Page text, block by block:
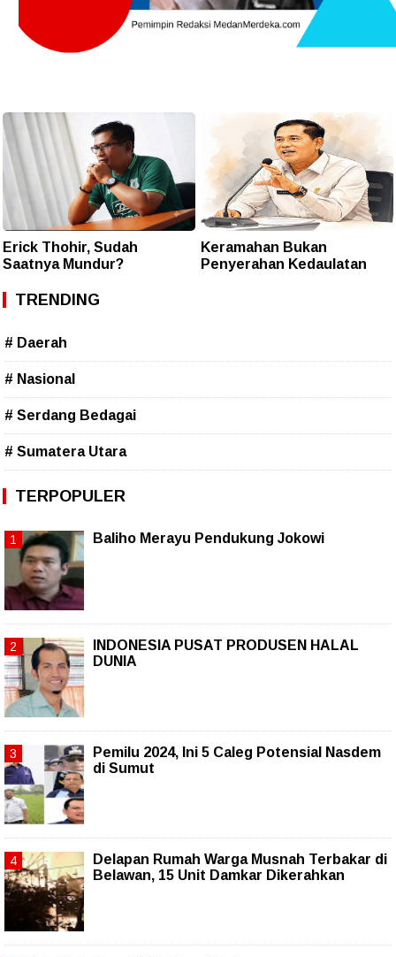
Erick Thohir, Sudah
Saatnya Mundur?
Keramahan Bukan
Penyerahan Kedaulatan
TRENDING
# Daerah
# Nasional
# Serdang Bedagai
# Sumatera Utara
TERPOPULER
Baliho Merayu Pendukung Jokowi
INDONESIA PUSAT PRODUSEN HALAL
DUNIA
Pemilu 2024, Ini 5 Caleg Potensial Nasdem
di Sumut
Delapan Rumah Warga Musnah Terbakar di
Belawan, 15 Unit Damkar Dikerahkan